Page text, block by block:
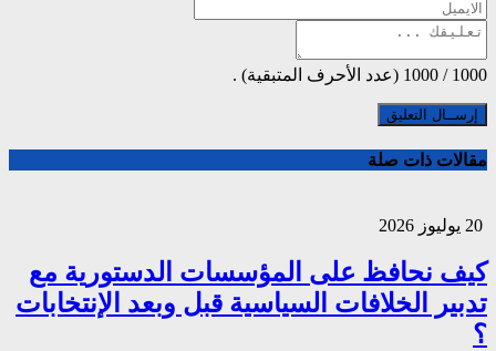
1000
/
1000 (عدد الأحرف المتبقية) .
مقالات ذات صلة
كيف نحافظ على المؤسسات الدستورية مع
تدبير الخلافات السياسية قبل وبعد الإنتخابات
؟